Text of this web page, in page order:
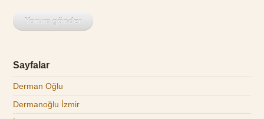
Sayfalar
Derman Oğlu
Dermanoğlu İzmir